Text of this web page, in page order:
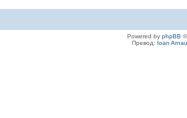
Powered by phpBB
Превод: Ioan